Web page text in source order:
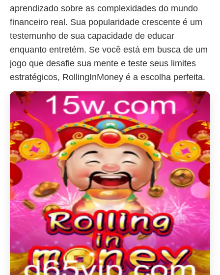
aprendizado sobre as complexidades do mundo
financeiro real. Sua popularidade crescente é um
testemunho de sua capacidade de educar
enquanto entretém. Se você está em busca de um
jogo que desafie sua mente e teste seus limites
estratégicos, RollingInMoney é a escolha perfeita.